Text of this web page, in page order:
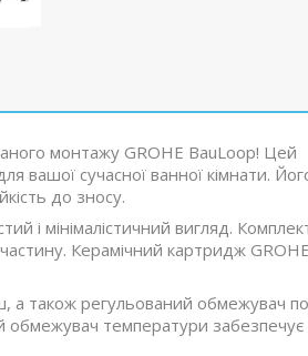
монтажу GROHE BauLoop! Цей
вашої сучасної ванної кімнати.
до зносу.
і мінімалістичний вигляд.
Керамічний картридж GROHE
а також регульований обмежувач
температури забезпечує